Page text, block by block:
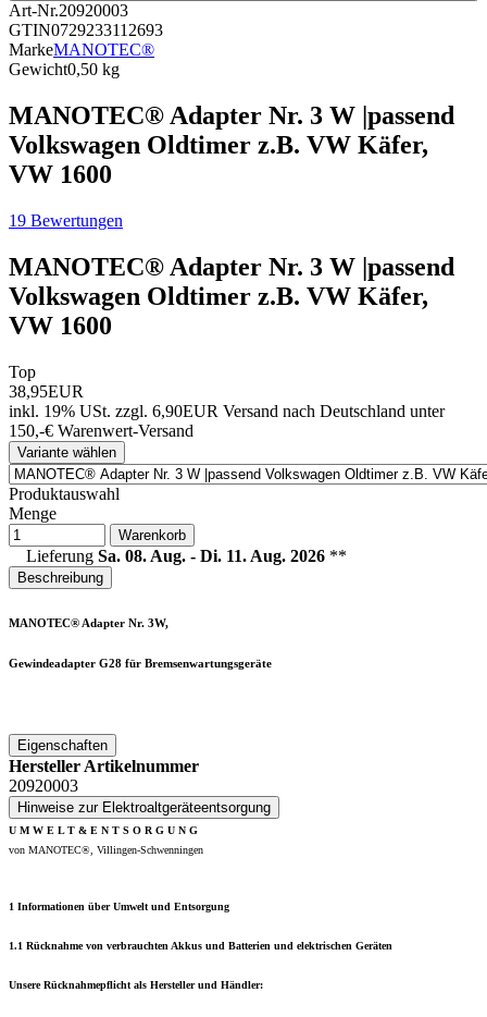
Art-Nr.20920003
GTIN0729233112693
MarkeMANOTEC®
Gewicht0,50 kg
MANOTEC® Adapter Nr. 3 W |passend
Volkswagen Oldtimer z.B. VW Käfer,
VW 1600
19 Bewertungen
MANOTEC® Adapter Nr. 3 W |passend
Volkswagen Oldtimer z.B. VW Käfer,
VW 1600
Top
38,95EUR
inkl. 19% USt. zzgl. 6,90EUR Versand nach Deutschland unter
150,-€ Warenwert-Versand
Variante wählen
Produktauswahl
Menge
Warenkorb
Lieferung Sa. 08. Aug. - Di. 11. Aug. 2026 **
Beschreibung
MANOTEC® Adapter Nr. 3W,
Gewindeadapter G28 für Bremsenwartungsgeräte
Eigenschaften
Hersteller Artikelnummer
20920003
Hinweise zur Elektroaltgeräteentsorgung
U M W E L T & E N T S O R G U N G
von MANOTEC®, Villingen-Schwenningen
1 Informationen über Umwelt und Entsorgung
1.1 Rücknahme von verbrauchten Akkus und Batterien und elektrischen Geräten
Unsere Rücknahmepflicht als Hersteller und Händler: